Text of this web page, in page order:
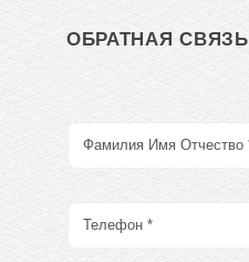
ОБРАТНАЯ СВЯЗЬ